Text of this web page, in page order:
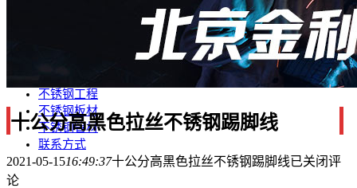
不锈钢踢脚线
不锈钢电梯门套
不锈钢工程
不锈钢板材
不锈钢管材
联系方式
十公分高黑色拉丝不锈钢踢脚线
2021-05-1516:49:37十公分高黑色拉丝不锈钢踢脚线已关闭评
论